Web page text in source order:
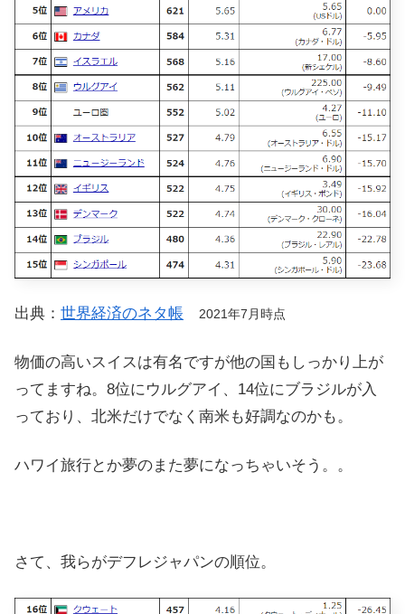
出典： 世界経済のネタ帳 2021年7月時点
物価の高いスイスは有名ですが他の国もしっかり上が
ってますね。8位にウルグアイ、14位にブラジルが入
っており、北米だけでなく南米も好調なのかも。
ハワイ旅行とか夢のまた夢になっちゃいそう。。
さて、我らがデフレジャパンの順位。